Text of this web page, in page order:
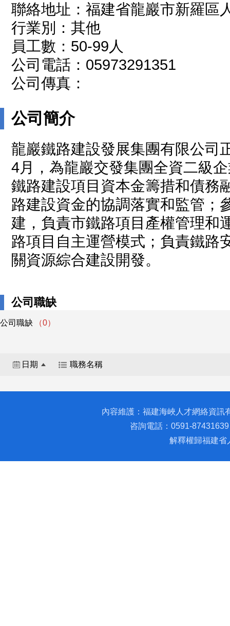
聯絡地址：福建省龍巖市新羅區
行業別：其他
員工數：50-99人
公司電話：05973291351
公司傳真：
公司簡介
龍巖鐵路建設發展集團有限公司
4月，為龍巖交發集團全資二級
鐵路建設項目資本金籌措和債務
路建設資金的協調落實和監管；
建，負責市鐵路項目產權管理和
路項目自主運營模式；負責鐵路
關資源綜合建設開發。
公司職缺
公司職缺 （0）
日期 職務名稱
內容維護：福建海峽人才網絡資
咨詢電話：0591-
解釋權歸福建省